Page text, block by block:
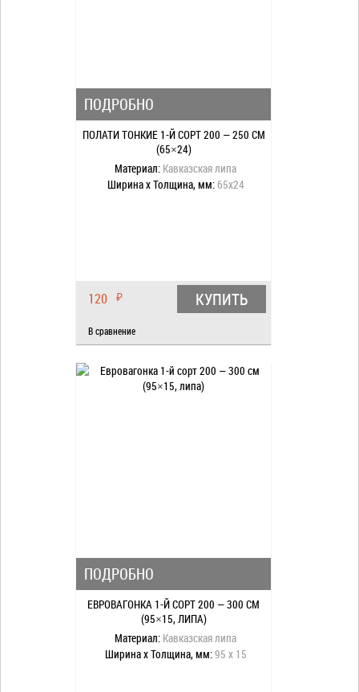
ПОДРОБНО
ПОЛАТИ ТОНКИЕ 1-Й СОРТ 200 — 250 СМ
(65×24)
Материал: Кавказская липа
Ширина x Толщина, мм:65x24
120 ₽ КУПИТЬ
В сравнение
ПОДРОБНО
ЕВРОВАГОНКА 1-Й СОРТ 200 — 300 СМ
(95×15, ЛИПА)
Материал: Кавказская липа
Ширина x Толщина, мм:95 x 15